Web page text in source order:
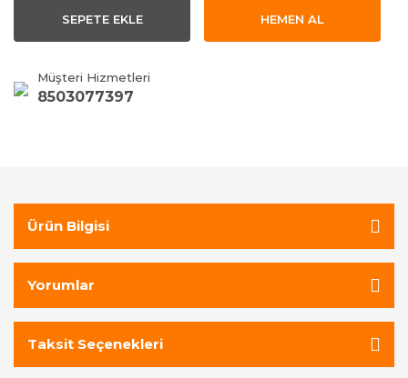
SEPETE EKLE HEMEN AL
Müşteri Hizmetleri
8503077397
Ürün Bilgisi
Yorumlar
Taksit Seçenekleri